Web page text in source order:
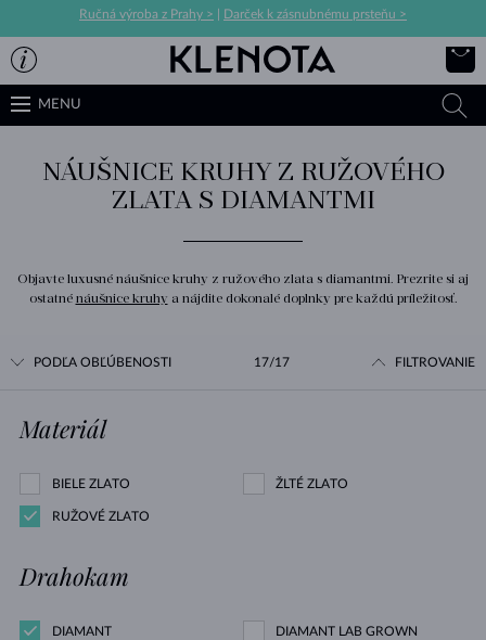
Ručná výroba z Prahy > Darček k zásnubnému prsteňu >
MENU
NÁUŠNICE KRUHY Z RUŽOVÉHO
ZLATA S DIAMANTMI
Objavte luxusné náušnice kruhy z ružového zlata s diamantmi. Prezrite si aj
ostatné náušnice kruhy a nájdite dokonalé doplnky pre každú príležitosť.
PODĽA OBĽÚBENOSTI 17/17 FILTROVANIE
Materiál
BIELE ZLATO ŽLTÉ ZLATO
RUŽOVÉ ZLATO
Drahokam
DIAMANT DIAMANT LAB GROWN